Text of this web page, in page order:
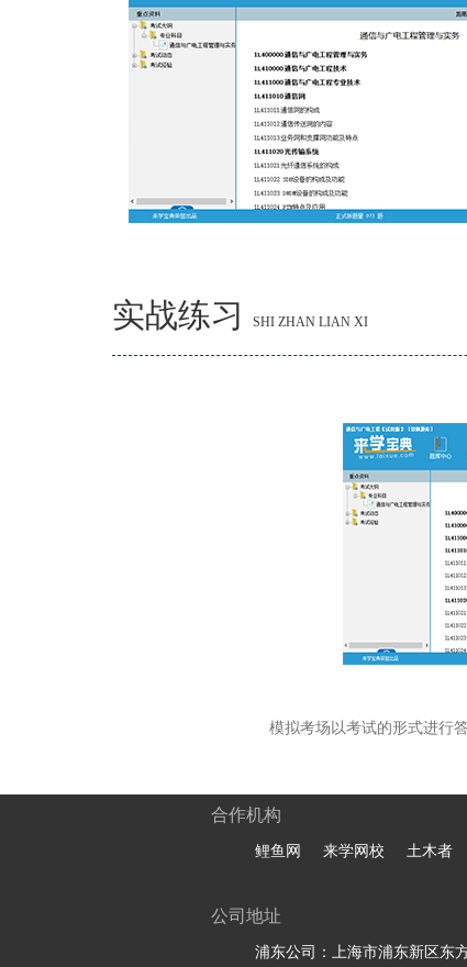
实战练习 SHI ZHAN LIAN XI
模拟考场以考试的形式进行
合作机构
鲤鱼网 来学网校 土木者
公司地址
浦东公司：上海市浦东新区东